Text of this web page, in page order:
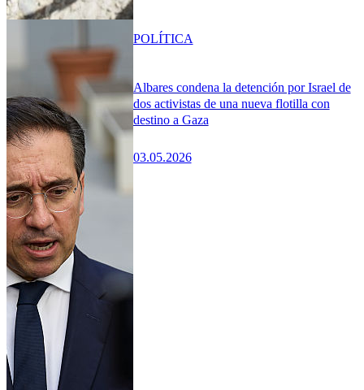
Albares condena la detención por Israel de
dos activistas de una nueva flotilla con
destino a Gaza
03.05.2026
POLÍTICA